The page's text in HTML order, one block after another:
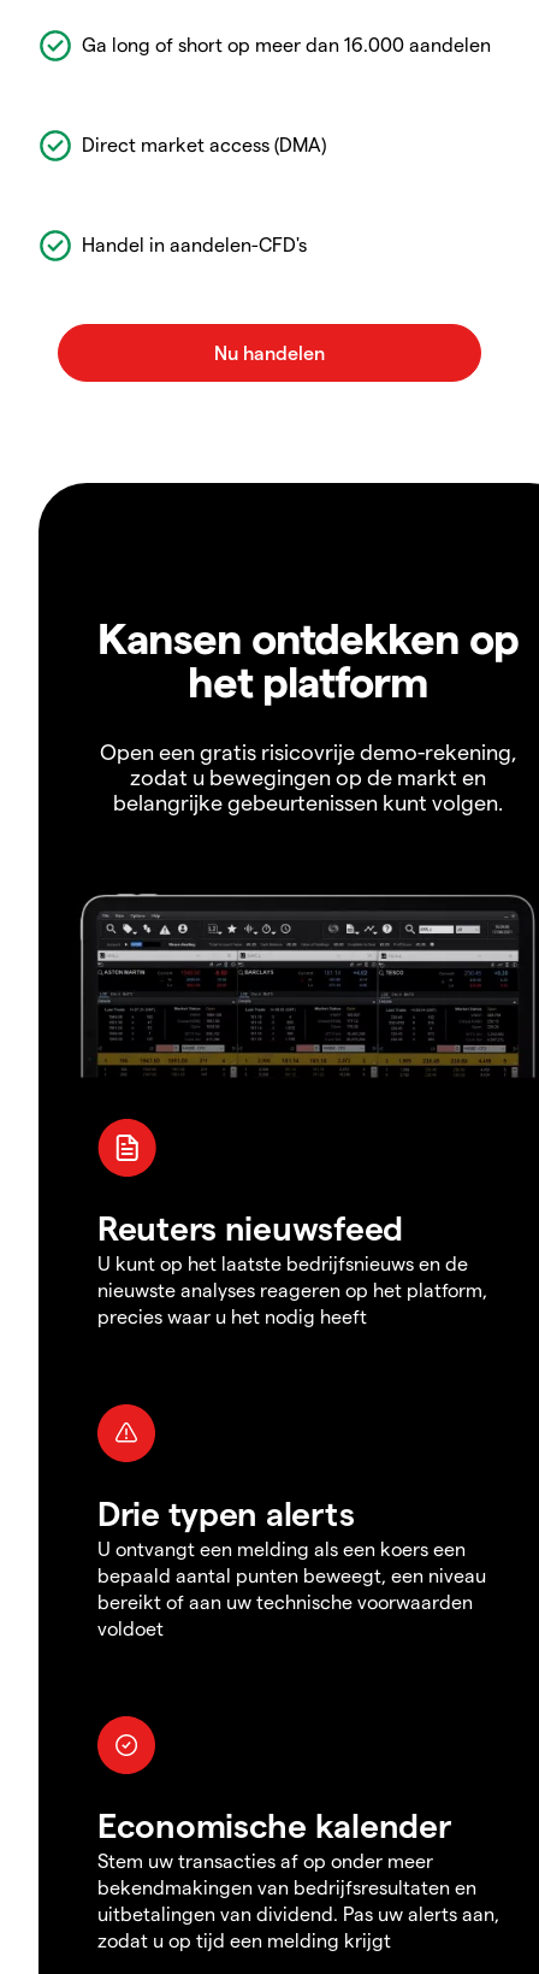
Ga long of short op meer dan 16.000 aandelen
Direct market access (DMA)
Handel in aandelen-CFD's
Kansen ontdekken op
het platform
Open een gratis risicovrije demo-rekening,
zodat u bewegingen op de markt en
belangrijke gebeurtenissen kunt volgen.
Reuters nieuwsfeed
U kunt op het laatste bedrijfsnieuws en de
nieuwste analyses reageren op het platform,
precies waar u het nodig heeft
Drie typen alerts
U ontvangt een melding als een koers een
bepaald aantal punten beweegt, een niveau
bereikt of aan uw technische voorwaarden
voldoet
Economische kalender
Stem uw transacties af op onder meer
bekendmakingen van bedrijfsresultaten en
uitbetalingen van dividend. Pas uw alerts aan,
zodat u op tijd een melding krijgt